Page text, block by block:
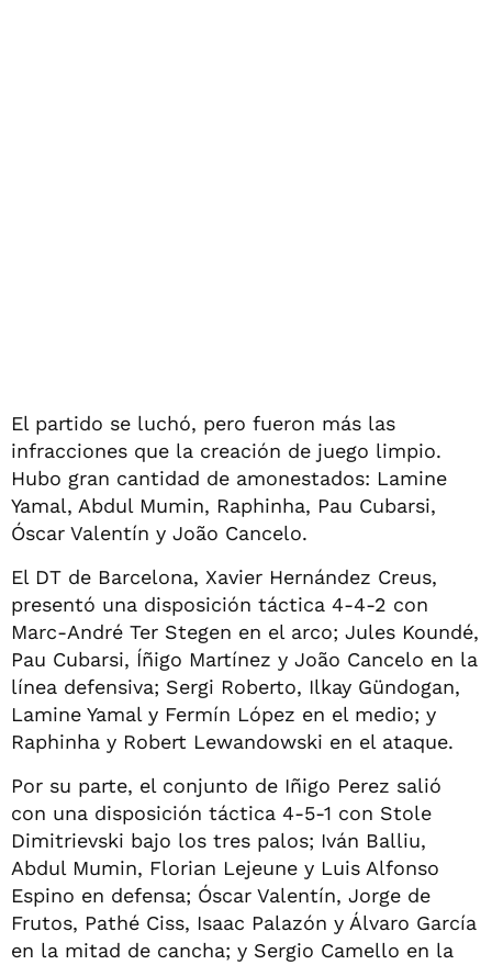
El partido se luchó, pero fueron más las
infracciones que la creación de juego limpio.
Hubo gran cantidad de amonestados: Lamine
Yamal, Abdul Mumin, Raphinha, Pau Cubarsi,
Óscar Valentín y João Cancelo.
El DT de Barcelona, Xavier Hernández Creus,
presentó una disposición táctica 4-4-2 con
Marc-André Ter Stegen en el arco; Jules Koundé,
Pau Cubarsi, Íñigo Martínez y João Cancelo en la
línea defensiva; Sergi Roberto, Ilkay Gündogan,
Lamine Yamal y Fermín López en el medio; y
Raphinha y Robert Lewandowski en el ataque.
Por su parte, el conjunto de Iñigo Perez salió
con una disposición táctica 4-5-1 con Stole
Dimitrievski bajo los tres palos; Iván Balliu,
Abdul Mumin, Florian Lejeune y Luis Alfonso
Espino en defensa; Óscar Valentín, Jorge de
Frutos, Pathé Ciss, Isaac Palazón y Álvaro García
en la mitad de cancha; y Sergio Camello en la